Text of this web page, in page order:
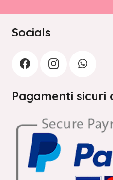
Socials
Pagamenti sicuri